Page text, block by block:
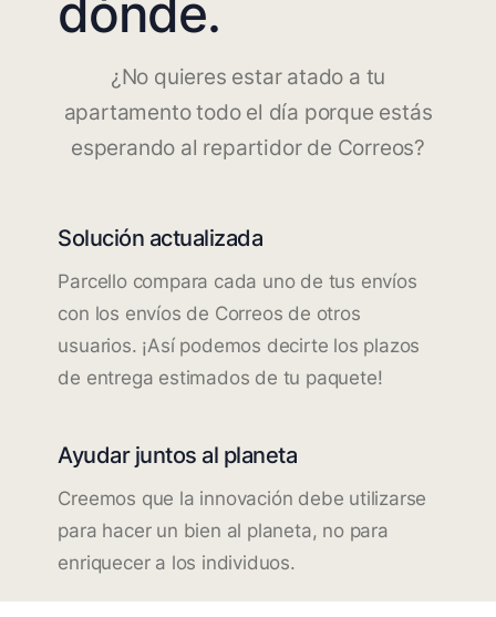
dónde.
¿No quieres estar atado a tu
apartamento todo el día porque estás
esperando al repartidor de Correos?
Solución actualizada
Parcello compara cada uno de tus envíos
con los envíos de Correos de otros
usuarios. ¡Así podemos decirte los plazos
de entrega estimados de tu paquete!
Ayudar juntos al planeta
Creemos que la innovación debe utilizarse
para hacer un bien al planeta, no para
enriquecer a los individuos.